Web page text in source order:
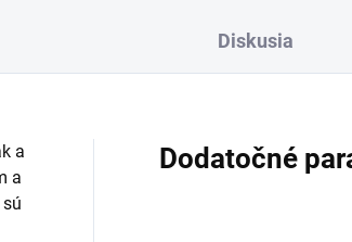
Diskusia
a
a
Dodatočné